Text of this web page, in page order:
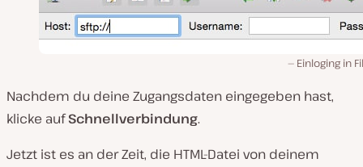
Einloging in
Nachdem du deine Zugangsdaten eingegeben hast,
klicke aufSchnellverbindung.
Jetzt ist es an der Zeit, die HTML-Datei von deinem